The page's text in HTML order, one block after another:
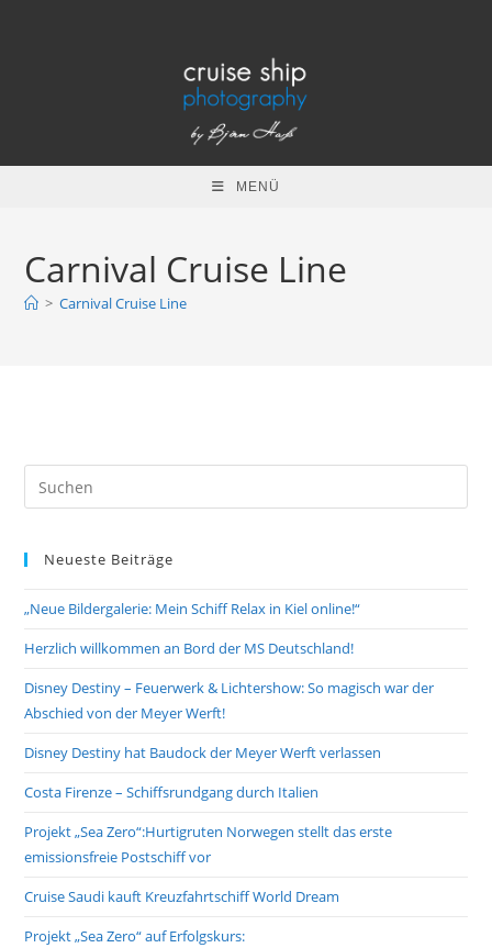
MENÜ
Carnival Cruise Line
> Carnival Cruise Line
Neueste Beiträge
„Neue Bildergalerie: Mein Schiff Relax in Kiel online!“
Herzlich willkommen an Bord der MS Deutschland!
Disney Destiny – Feuerwerk & Lichtershow: So magisch war der
Abschied von der Meyer Werft!
Disney Destiny hat Baudock der Meyer Werft verlassen
Costa Firenze – Schiffsrundgang durch Italien
Projekt „Sea Zero“:Hurtigruten Norwegen stellt das erste
emissionsfreie Postschiff vor
Cruise Saudi kauft Kreuzfahrtschiff World Dream
Projekt „Sea Zero“ auf Erfolgskurs: